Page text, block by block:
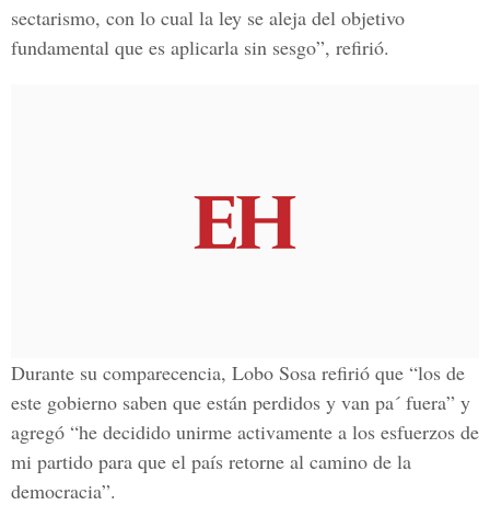
sectarismo, con lo cual la ley se aleja del objetivo
fundamental que es aplicarla sin sesgo”, refirió.
Durante su comparecencia, Lobo Sosa refirió que “los de
este gobierno saben que están perdidos y van pa´ fuera” y
agregó “he decidido unirme activamente a los esfuerzos de
mi partido para que el país retorne al camino de la
democracia”.